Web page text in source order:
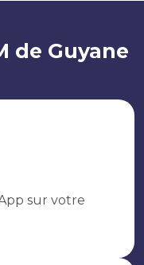
de Guyane
sur votre